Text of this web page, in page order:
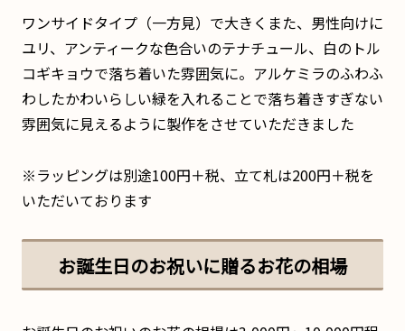
ワンサイドタイプ（一方見）で大きくまた、男性向けに
ユリ、アンティークな色合いのテナチュール、白のトル
コギキョウで落ち着いた雰囲気に。アルケミラのふわふ
わしたかわいらしい緑を入れることで落ち着きすぎない
雰囲気に見えるように製作をさせていただきました
※ラッピングは別途100円＋税、立て札は200円＋税を
いただいております
お誕生日のお祝いに贈るお花の相場